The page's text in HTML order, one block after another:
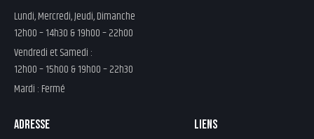
Lundi, Mercredi, Jeudi, Dimanche
12h00 – 14h30 & 19h00 – 22h00
Vendredi et Samedi :
12h00 – 15h00 & 19h00 – 22h30
Mardi : Fermé
ADRESSE LIENS